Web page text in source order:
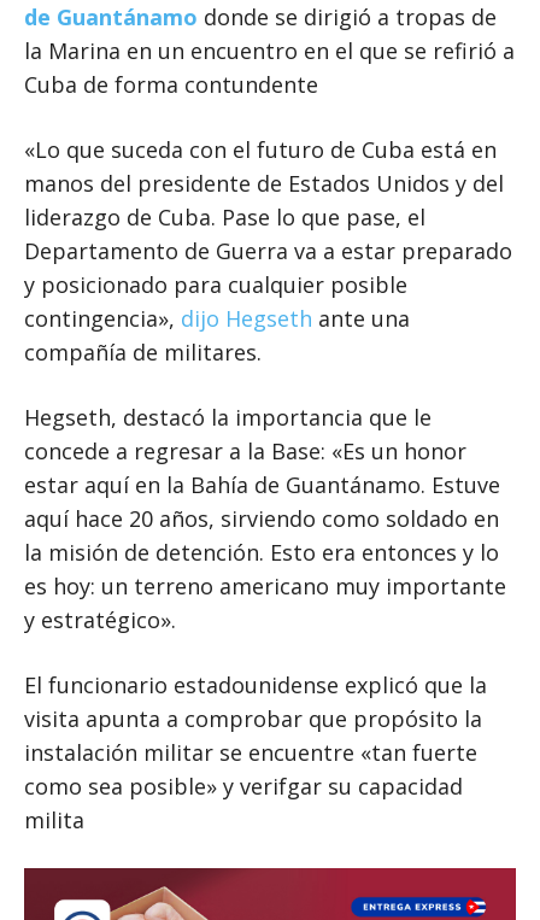
de Guantánamo donde se dirigió a tropas de
la Marina en un encuentro en el que se refirió a
Cuba de forma contundente
«Lo que suceda con el futuro de Cuba está en
manos del presidente de Estados Unidos y del
liderazgo de Cuba. Pase lo que pase, el
Departamento de Guerra va a estar preparado
y posicionado para cualquier posible
contingencia», dijo Hegseth ante una
compañía de militares.
Hegseth, destacó la importancia que le
concede a regresar a la Base: «Es un honor
estar aquí en la Bahía de Guantánamo. Estuve
aquí hace 20 años, sirviendo como soldado en
la misión de detención. Esto era entonces y lo
es hoy: un terreno americano muy importante
y estratégico».
El funcionario estadounidense explicó que la
visita apunta a comprobar que propósito la
instalación militar se encuentre «tan fuerte
como sea posible» y verifgar su capacidad
milita